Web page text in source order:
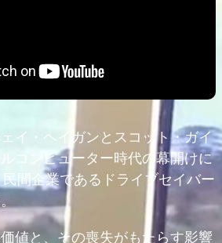
イ・ヘイガンとスコット・ガイ
コンピューター時代の幕開けに
間企業であるドライブセイバー
値と、その喪失がもたらす影響